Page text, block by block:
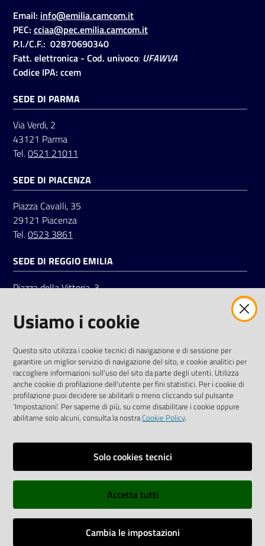
Email: info@emilia.camcom.it
PEC: cciaa@pec.emilia.camcom.it
P.I./C.F.: 02870690340
Fatt. elettronica - Cod. univoco: UFAWVA
Codice IPA: ccem
SEDE DI PARMA
Via Verdi, 2
43121 Parma
Tel.0521 21011
SEDE DI PIACENZA
Piazza Cavalli, 35
29121 Piacenza
Tel.0523 3861
SEDE DI REGGIO EMILIA
Piazza della Vittoria, 3
Tel.0522 7961
LinkedinFacebookInstagram
Informative e liberatorie privacy
Dichiarazione di accessibilità
Usiamo i cookie
Questo sito utilizza i cookie tecnici di navigazione e di sessione per
garantire un miglior servizio di navigazione del sito, e cookie analitici per
raccogliere informazioni sull'uso del sito da parte degli utenti. Utilizza
anche cookie di profilazione dell'utente per fini statistici. Per i cookie di
profilazione puoi decidere se abilitarli o meno cliccando sul pulsante
'Impostazioni'. Per saperne di più, su come disabilitare i cookie oppure
abilitarne solo alcuni, consulta la nostraCookie Policy.
Solo cookies tecnici
Accetta tutti
Cambia le impostazioni